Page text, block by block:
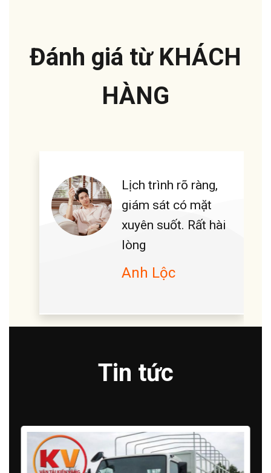
Đánh giá từ KHÁCH
HÀNG
Lịch trình rõ ràng,
giám sát có mặt
xuyên suốt. Rất hài
lòng
Anh Lộc
Tin tức